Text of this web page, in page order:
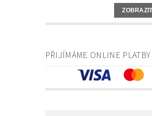
PŘIJÍMÁME ONLINE PLATBY